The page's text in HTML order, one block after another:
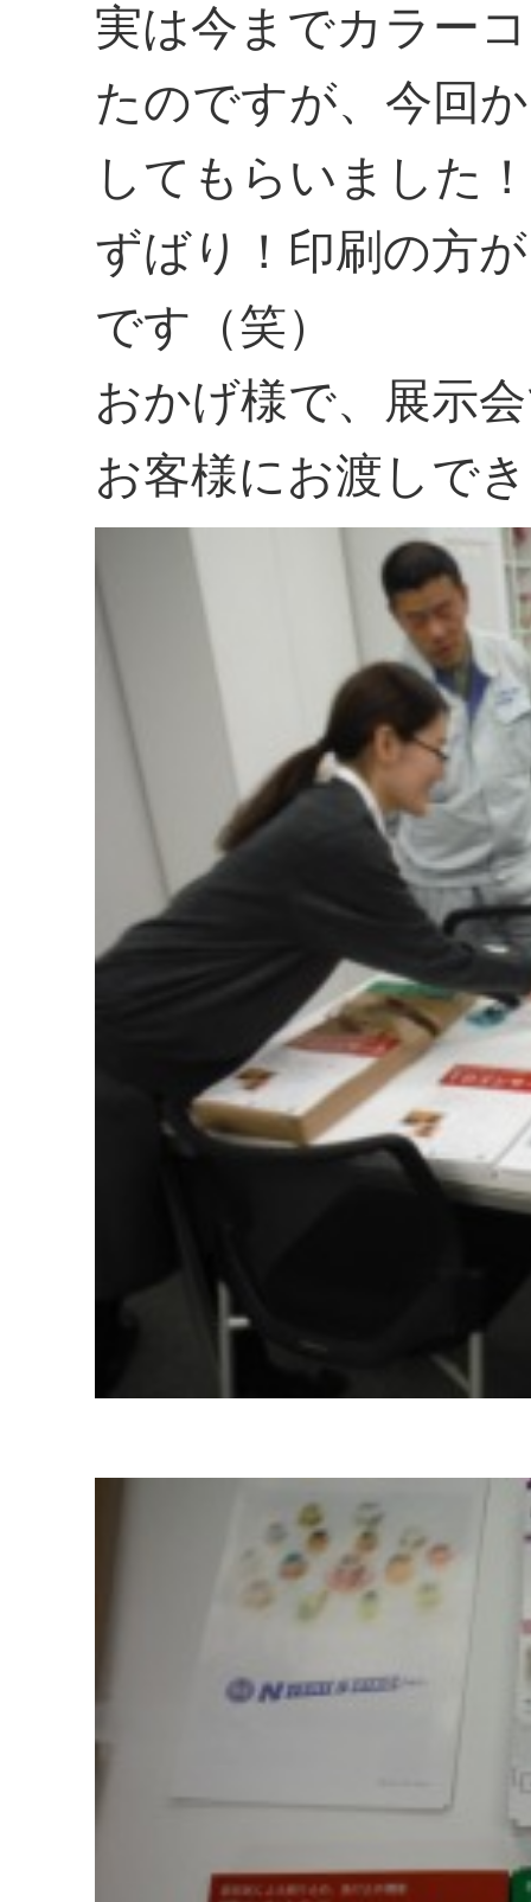
実は今までカラー
たのですが、今回
してもらいました！
ずばり！印刷の方
です（笑）
おかげ様で、展示
お客様にお渡しで